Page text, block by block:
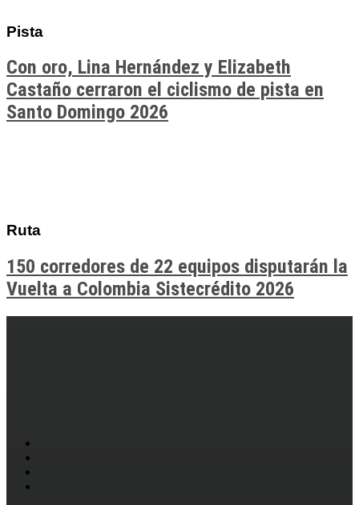
Pista
Con oro, Lina Hernández y Elizabeth
Castaño cerraron el ciclismo de pista en
Santo Domingo 2026
Ruta
150 corredores de 22 equipos disputarán la
Vuelta a Colombia Sistecrédito 2026